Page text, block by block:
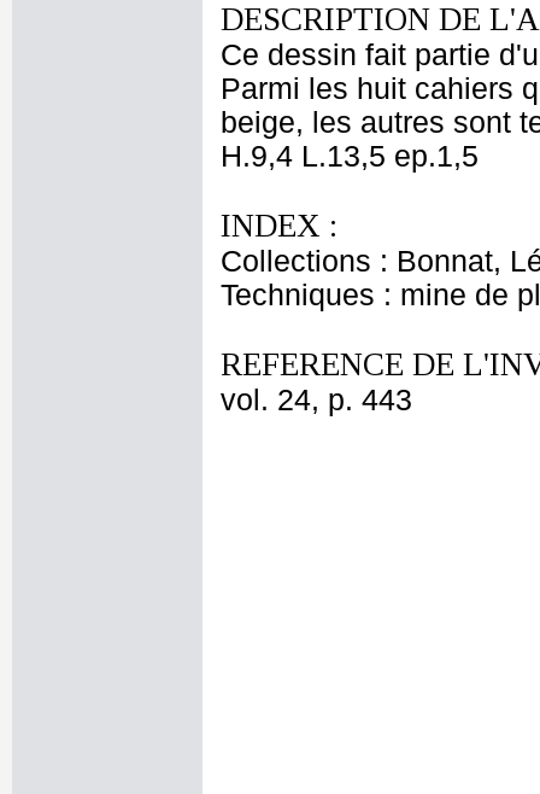
DESCRIPTION DE
Ce dessin fait partie
Parmi les huit cahiers
beige, les autres sont
H.9,4 L.13,5 ep.1,5
INDEX :
Collections : Bonnat,
Techniques : mine de
REFERENCE DE
vol. 24, p. 443